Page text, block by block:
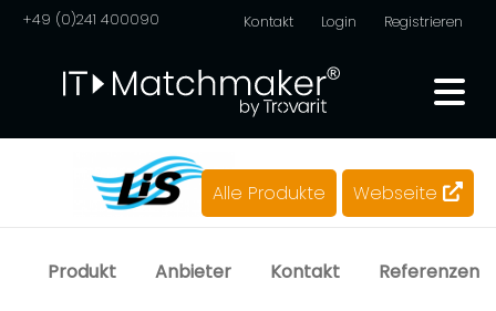
+49 (0)241 400090 Kontakt Login Registrieren
Produkt Anbieter Kontakt Referenzen
Alle Produkte Webseite